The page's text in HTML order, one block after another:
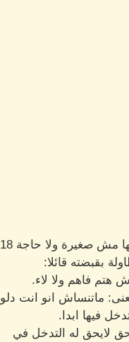
18 سنة لي بعمرها عندهم ولدين او ثلاثة
بقبضته قائلا:
هتم فاهم ولا لاء.
ماتنساش انو انت
فيها ابدا.
لايحق له التدخل في